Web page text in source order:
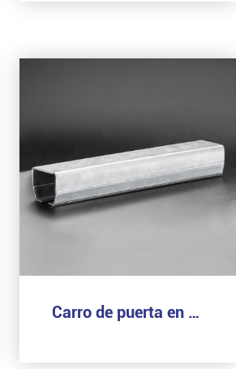
Carro de puerta en voladizo (5 ruedas pequeñas)